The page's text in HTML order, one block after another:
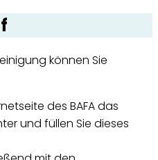
können Sie
des BAFA das
und füllen Sie dieses